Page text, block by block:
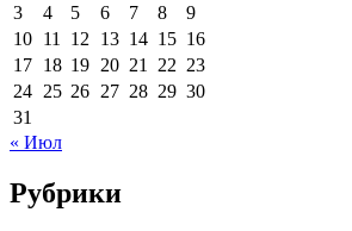
3
4 5 6 7 8
9
10 11 12 13 14 15 16
17 18 19 20 21 22 23
24 25 26 27 28 29 30
31
« Июл
Рубрики